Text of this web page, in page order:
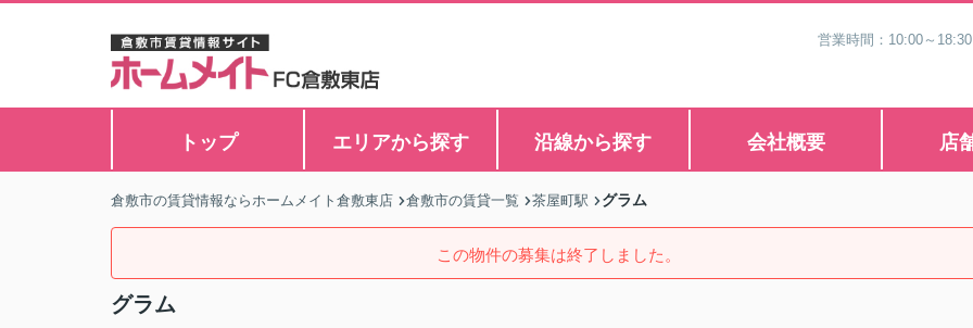
営業時間：10:00～
トップ エリアから探す 沿線から探す 会社概要 店
倉敷市の賃貸情報ならホームメイト倉敷東店 倉敷市の賃貸一覧 茶屋町駅 グラム
この物件の募集は終了しました。
グラム